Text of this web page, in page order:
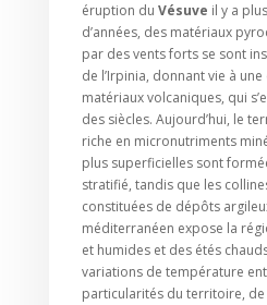
éruption du Vésuve il y a
d’années, des matériaux
par des vents forts se sont
de l’Irpinia, donnant vie à
matériaux volcaniques, qui
des siècles. Aujourd’hui, le
riche en micronutriments
plus superficielles sont
stratifié, tandis que les
constituées de dépôts
méditerranéen expose la
et humides et des étés
variations de température
particularités du territoire,